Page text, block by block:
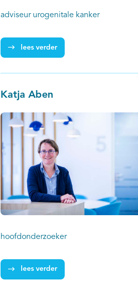
adviseur urogenitale kanker
lees verder
Katja Aben
hoofdonderzoeker
lees verder